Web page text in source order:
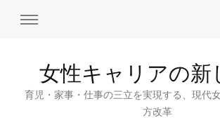
女性キャリアの新
育児・家事・仕事の三立を実現する、現代
方改革